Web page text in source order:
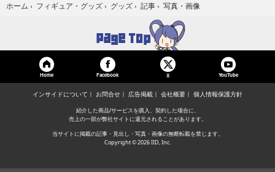
ホーム › フィギュア・グッズ › グッズ › 記事 › 写真・画像
Home Facebook X YouTube
インサイドについて お問合せ 広告掲載 会社概要 個人情報保護方針
紹介した商品/サービスを購入、契約した場合に、
売上の一部が弊社サイトに還元されることがあります。
当サイトに掲載の記事・見出し・写真・画像の無断転載を禁じます。
Copyright © 2026 IID, Inc.